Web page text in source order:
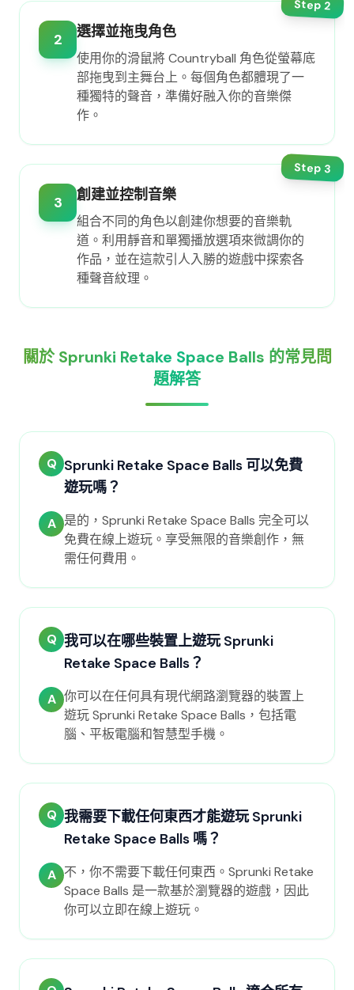
Step2
2 選擇並拖曳角色
使用你的滑鼠將 Countryball 角色從螢幕底
部拖曳到主舞台上。每個角色都體現了一
種獨特的聲音，準備好融入你的音樂傑
作。
Step3
3 創建並控制音樂
組合不同的角色以創建你想要的音樂軌
道。利用靜音和單獨播放選項來微調你的
作品，並在這款引人入勝的遊戲中探索各
種聲音紋理。
關於 Sprunki Retake Space Balls 的常見問
題解答
Q Sprunki Retake Space Balls 可以免費
遊玩嗎？
A 是的，Sprunki Retake Space Balls 完全可以
免費在線上遊玩。享受無限的音樂創作，無
需任何費用。
Q 我可以在哪些裝置上遊玩 Sprunki
Retake Space Balls？
A 你可以在任何具有現代網路瀏覽器的裝置上
遊玩 Sprunki Retake Space Balls，包括電
腦、平板電腦和智慧型手機。
Q 我需要下載任何東西才能遊玩 Sprunki
Retake Space Balls 嗎？
A 不，你不需要下載任何東西。Sprunki Retake
Space Balls 是一款基於瀏覽器的遊戲，因此
你可以立即在線上遊玩。